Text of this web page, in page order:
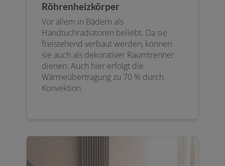
Röhrenheizkörper
Vor allem in Bädern als
Handtuchradiatoren beliebt. Da sie
freistehend verbaut werden, können
sie auch als dekorativer Raumtrenner
dienen. Auch hier erfolgt die
Wärmeübertragung zu 70 % durch
Konvektion.